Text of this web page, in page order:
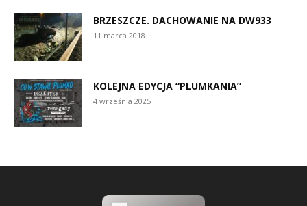
BRZESZCZE. DACHOWANIE NA DW933
11 marca 2018
KOLEJNA EDYCJA “PLUMKANIA”
4 września 2025